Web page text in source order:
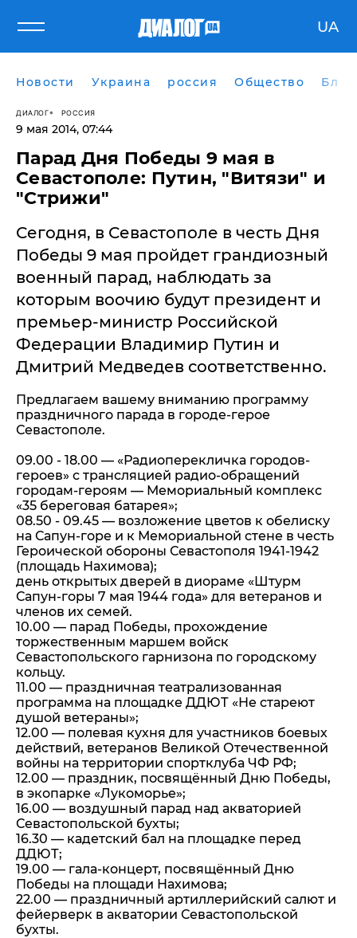
UA
Новости Украина россия Общество
ДИАЛОГ РОССИЯ
9 мая 2014, 07:44
Парад Дня Победы 9 мая в
Севастополе: Путин, "Витязи" и
"Стрижи"
Сегодня, в Севастополе в честь Дня
Победы 9 мая пройдет грандиозный
военный парад, наблюдать за
которым воочию будут президент и
премьер-министр Российской
Федерации Владимир Путин и
Дмитрий Медведев соответственно.
Предлагаем вашему вниманию программу
праздничного парада в городе-герое
Севастополе.
09.00 - 18.00 — «Радиоперекличка городов-
героев» с трансляцией радио-обращений
городам-героям — Мемориальный комплекс
«35 береговая батарея»;
08.50 - 09.45 — возложение цветов к обелиску
на Сапун-горе и к Мемориальной стене в честь
Героической обороны Севастополя 1941-1942
(площадь Нахимова);
день открытых дверей в диораме «Штурм
Сапун-горы 7 мая 1944 года» для ветеранов и
членов их семей.
10.00 — парад Победы, прохождение
торжественным маршем войск
Севастопольского гарнизона по городскому
кольцу.
11.00 — праздничная театрализованная
программа на площадке ДДЮТ «Не стареют
душой ветераны»;
12.00 — полевая кухня для участников боевых
действий, ветеранов Великой Отечественной
войны на территории спортклуба ЧФ РФ;
12.00 — праздник, посвящённый Дню Победы,
в экопарке «Лукоморье»;
16.00 — воздушный парад над акваторией
Севастопольской бухты;
16.30 — кадетский бал на площадке перед
ДДЮТ;
19.00 — гала-концерт, посвящённый Дню
Победы на площади Нахимова;
22.00 — праздничный артиллерийский салют и
фейерверк в акватории Севастопольской
бухты.